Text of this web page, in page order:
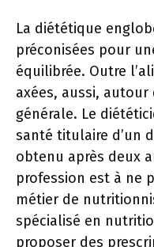
La diététique
préconisées pour
équilibrée. Outre
axées, aussi, autour
générale. Le
santé titulaire d’un
obtenu après deux
profession est à ne
métier de
spécialisé en
proposer des